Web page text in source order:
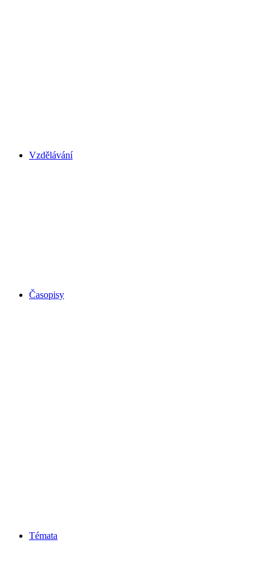
Vzdělávání
Časopisy
Témata